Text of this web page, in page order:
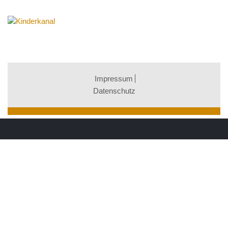
Impressum
Datenschutz